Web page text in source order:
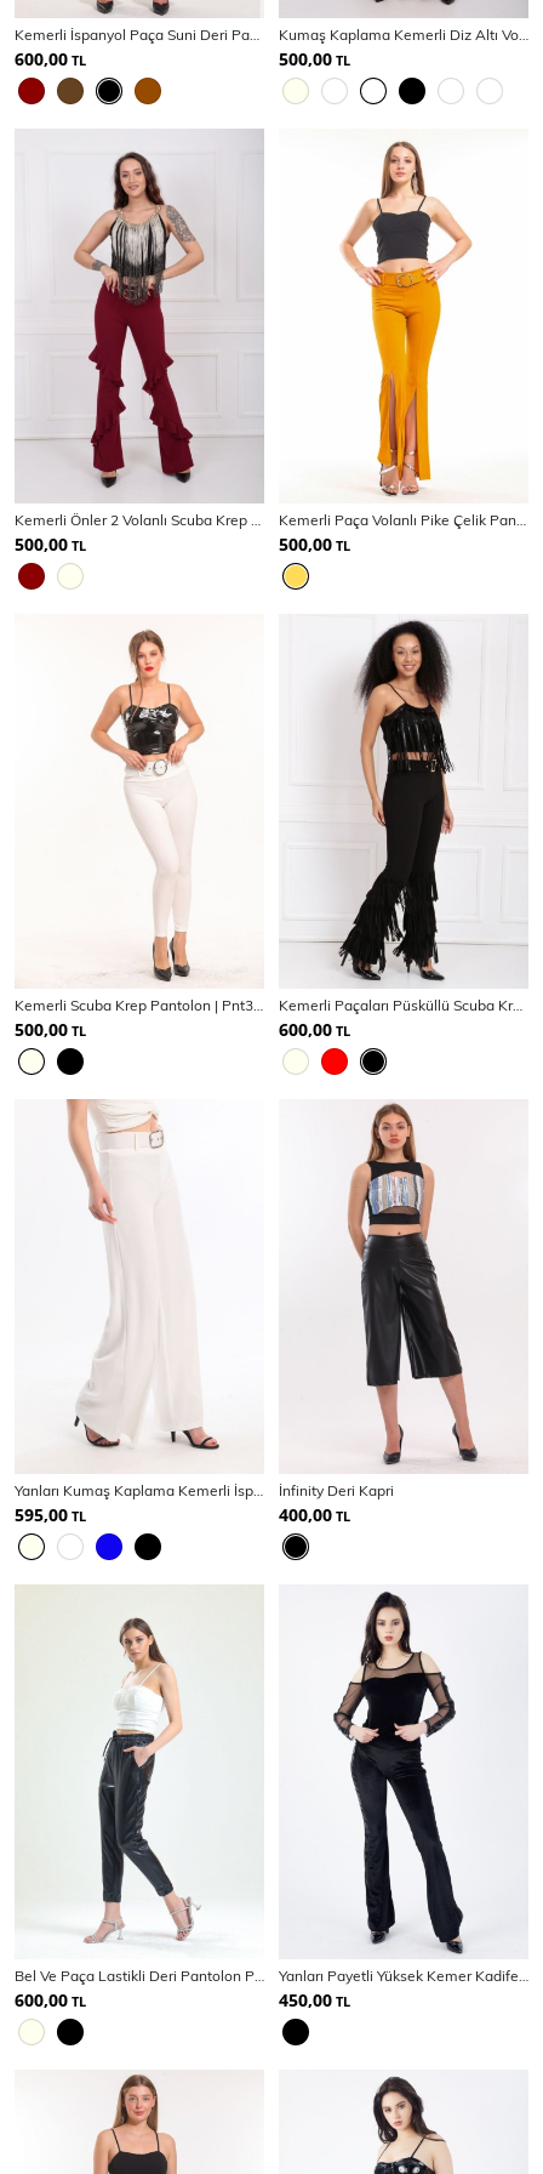
SPOR GİYİM
Eşofman Üstü
Kemerli İspanyol Paça Suni Deri Pantolon PNT33313
600,00 TL
Kumaş Kaplama Kemerli Diz Altı Volanlı Pike Pantolon
500,00 TL
Kemerli Önler 2 Volanlı Scuba Krep Pantolon
500,00 TL
Kemerli Paça Volanlı Pike Çelik Pantolon | PNT33421
500,00 TL
Kemerli Scuba Krep Pantolon | Pnt33395
500,00 TL
Kemerli Paçaları Püsküllü Scuba Krep Pantolon | Pnt33396
600,00 TL
Yanları Kumaş Kaplama Kemerli İspanyol Paça Scuba Krep Pantolon | Pnt33393
595,00 TL
İnfinity Deri Kapri
400,00 TL
Bel Ve Paça Lastikli Deri Pantolon PNT33140
600,00 TL
Yanları Payetli Yüksek Kemer Kadife Pantolon | Pnt32381
450,00 TL